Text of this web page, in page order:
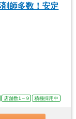
師多数！安定
店舗数1～9 積極採用中